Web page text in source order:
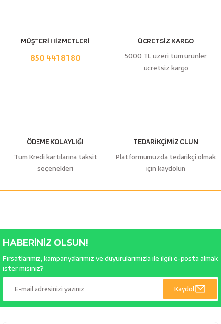
MÜŞTERİ HİZMETLERİ
850 441 81 80
ÜCRETSİZ KARGO
5000 TL üzeri tüm ürünler
ücretsiz kargo
ÖDEME KOLAYLIĞI
Tüm Kredi kartılarına taksit
seçenekleri
TEDARİKÇİMİZ OLUN
Platformumuzda tedarikçi olmak
için kaydolun
HABERİNİZ OLSUN!
Fırsatlarımız, kampanyalarımız ve duyurularımızla ile ilgili e-posta almak
ister misiniz?
Kaydol